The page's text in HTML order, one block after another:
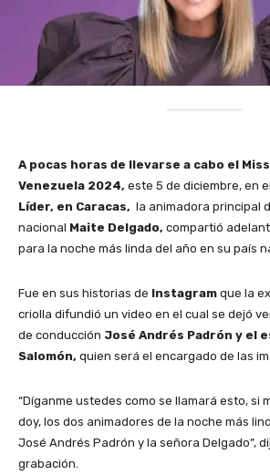
A pocas horas de llevarse a cabo el
Venezuela 2024, este 5 de diciembre, en el
Líder, en Caracas, la animadora principal
nacional Maite Delgado, compartió
para la noche más linda del año en su país
Fue en sus historias de Instagram que la
criolla difundió un video en el cual se dejó
de conducción José Andrés Padrón y el
Salomón, quien será el encargado de las
“Díganme ustedes como se llamará esto, si
doy, los dos animadores de la noche más
José Andrés Padrón y la señora Delgado”,
grabación.